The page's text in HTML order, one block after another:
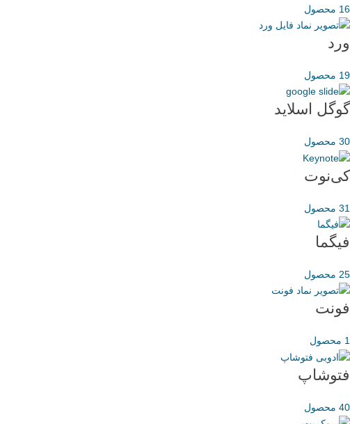
16 محصول
ورد
19 محصول
گوگل اسلاید
30 محصول
کی‌نوت
31 محصول
فیگما
25 محصول
فونت
1 محصول
فتوشاپ
40 محصول